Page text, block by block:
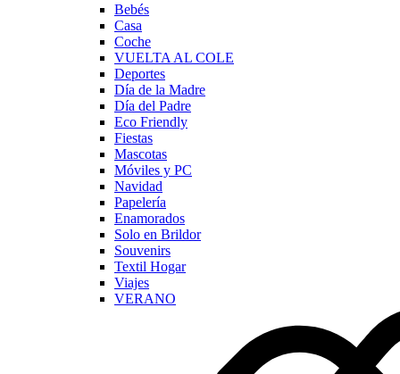
Bebés
Casa
Coche
VUELTA AL COLE
Deportes
Día de la Madre
Día del Padre
Eco Friendly
Fiestas
Mascotas
Móviles y PC
Navidad
Papelería
Enamorados
Solo en Brildor
Souvenirs
Textil Hogar
Viajes
VERANO